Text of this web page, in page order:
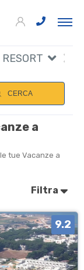
RESORT
CERCA
a
tue Vacanze a
Filtra
9.2